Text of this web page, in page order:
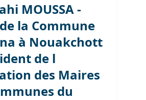
MOUSSA -
la Commune
à Nouakchott
de l
des Maires
du